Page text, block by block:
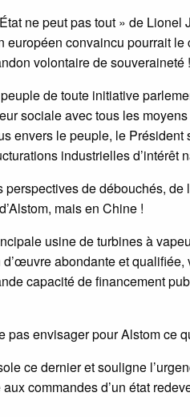
ne peut pas tout » de
convaincu pourrait le
volontaire de souveraineté !
de toute initiative
sociale avec tous les
envers le peuple, le
industrielles d’intérêt
de débouchés,
mais en Chine !
usine de turbines à
abondante et
capacité de financement
pas envisager pour Alstom ce
ce dernier et souligne
commandes d’un état